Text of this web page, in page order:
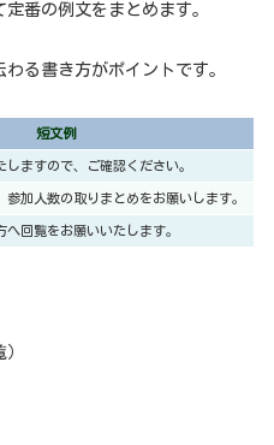
番の例文をまとめます。
る書き方がポイントです。
短文例
ますので、ご確認ください。
参加人数の取りまとめをお願いします。
回覧をお願いいたします。